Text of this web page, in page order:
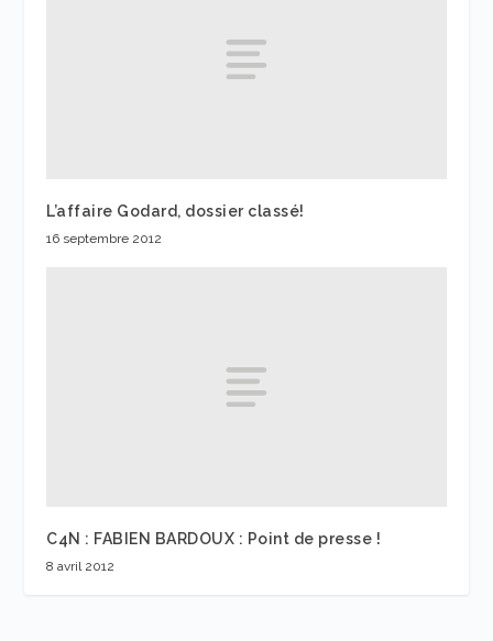
L’affaire Godard, dossier classé!
16 septembre 2012
C4N : FABIEN BARDOUX : Point de presse !
8 avril 2012